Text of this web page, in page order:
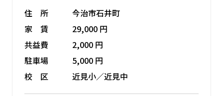
住 所
今治市石井町
家 賃
29,000 円
共益費
2,000 円
駐車場
5,000 円
校 区
近見小／近見中